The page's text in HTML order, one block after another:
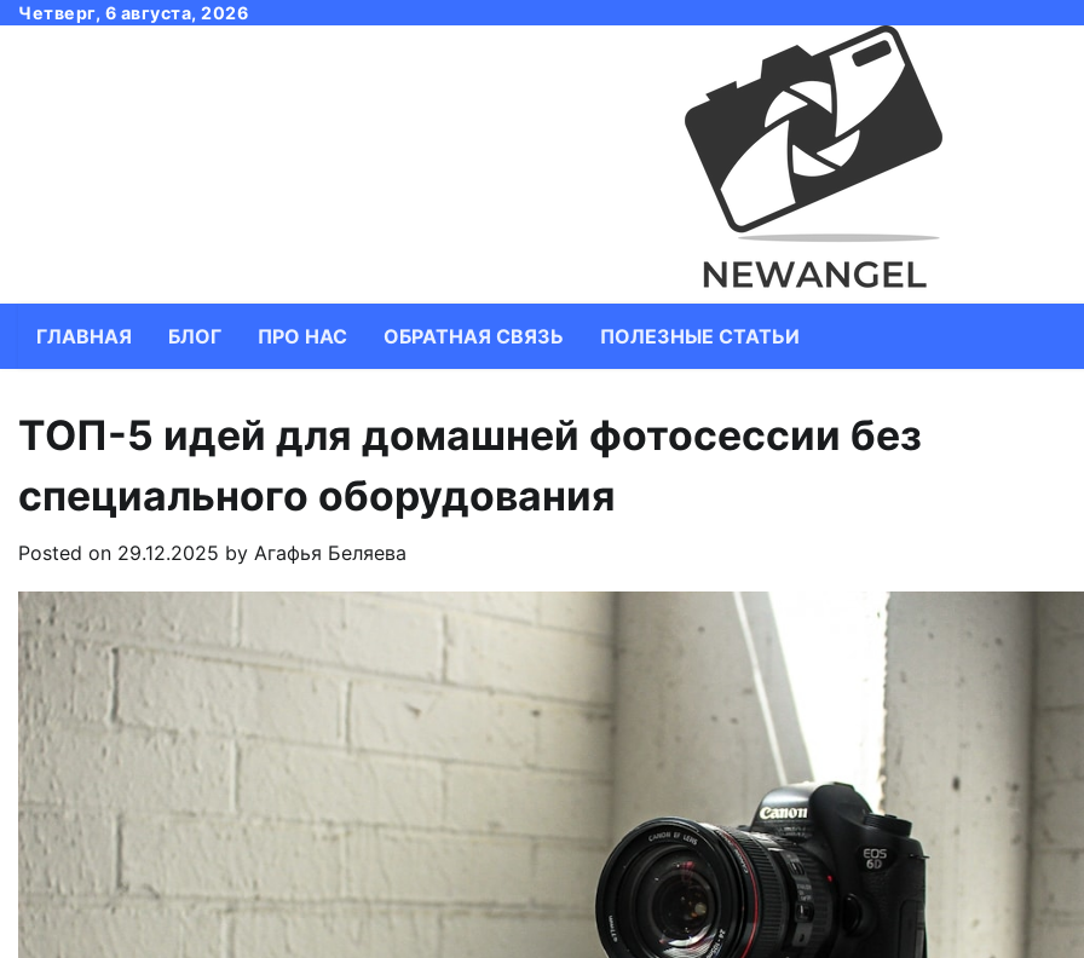
SkipЧетверг, 6 августа, 2026
ГЛАВНАЯ БЛОГ ПРО НАС ОБРАТНАЯ СВЯЗЬ ПОЛЕЗНЫЕ СТАТЬИ
ТОП-5 идей для домашней фотосессии без
специального оборудования
Posted on 29.12.2025 by Агафья Беляева